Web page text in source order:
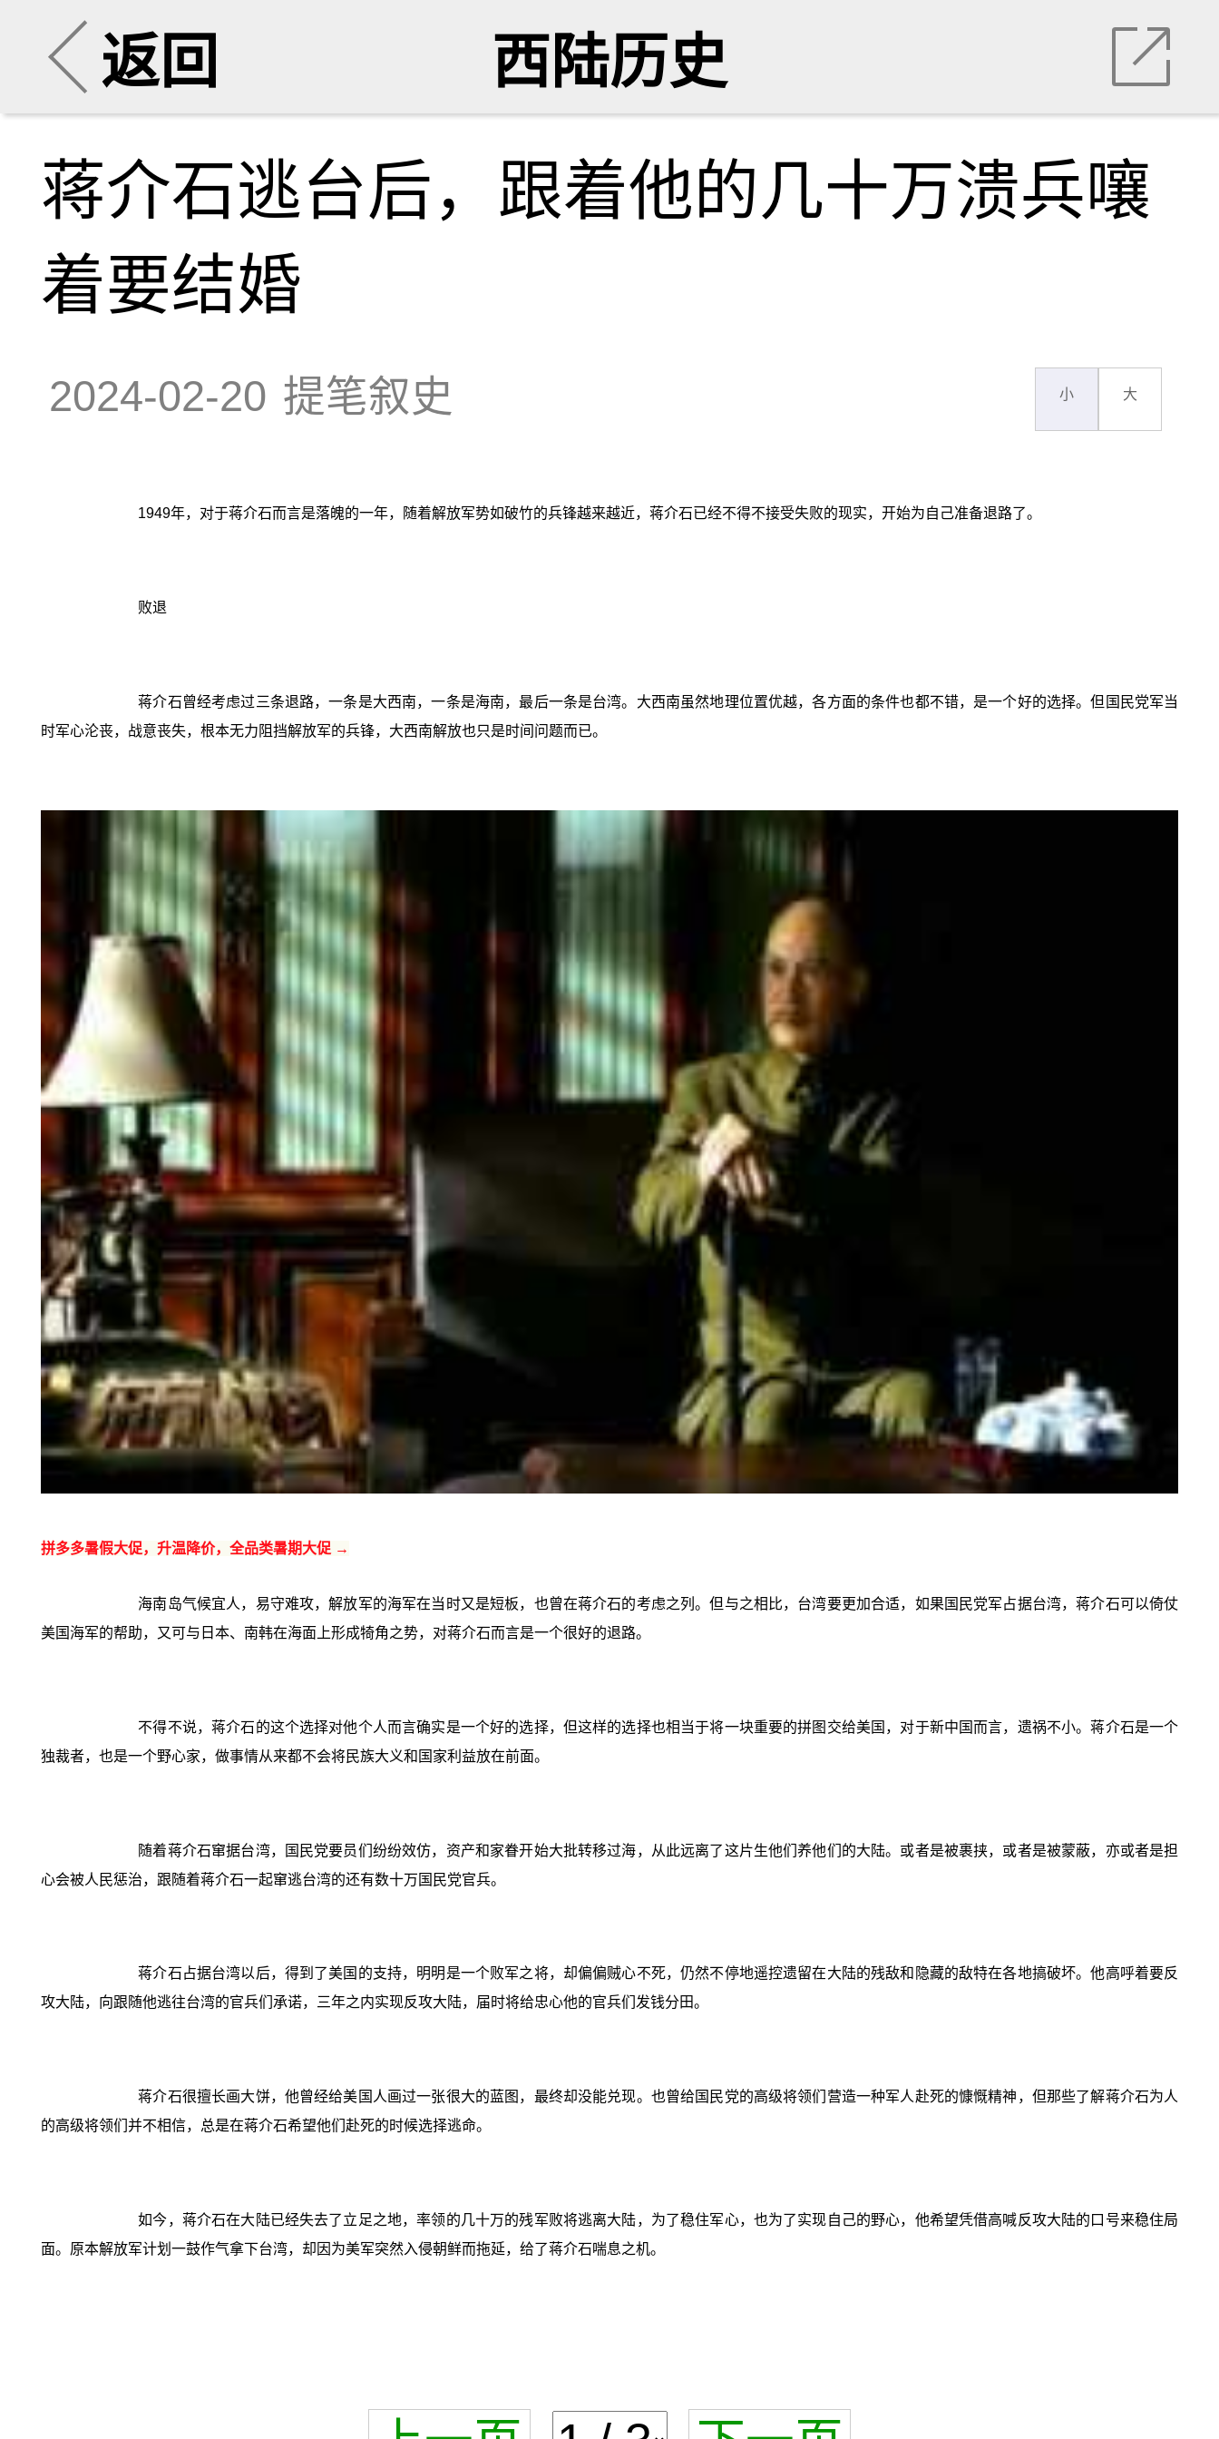
返回 西陆历史
蒋介石逃台后，跟着他的几十万溃兵嚷
着要结婚
2024-02-20 提笔叙史 小 大
1949年，对于蒋介石而言是落魄的一年，随着解放军势如破竹的兵锋越来越近，蒋介石已经不得不接受失败的现实，开始为自己准备退路了。
败退
蒋介石曾经考虑过三条退路，一条是大西南，一条是海南，最后一条是台湾。大西南虽然地理位置优越，各方面的条件也都不错，是一个好的选择。但国民党军当
时军心沦丧，战意丧失，根本无力阻挡解放军的兵锋，大西南解放也只是时间问题而已。
拼多多暑假大促，升温降价，全品类暑期大促 →
海南岛气候宜人，易守难攻，解放军的海军在当时又是短板，也曾在蒋介石的考虑之列。但与之相比，台湾要更加合适，如果国民党军占据台湾，蒋介石可以倚仗
美国海军的帮助，又可与日本、南韩在海面上形成犄角之势，对蒋介石而言是一个很好的退路。
不得不说，蒋介石的这个选择对他个人而言确实是一个好的选择，但这样的选择也相当于将一块重要的拼图交给美国，对于新中国而言，遗祸不小。蒋介石是一个
独裁者，也是一个野心家，做事情从来都不会将民族大义和国家利益放在前面。
随着蒋介石窜据台湾，国民党要员们纷纷效仿，资产和家眷开始大批转移过海，从此远离了这片生他们养他们的大陆。或者是被裹挟，或者是被蒙蔽，亦或者是担
心会被人民惩治，跟随着蒋介石一起窜逃台湾的还有数十万国民党官兵。
蒋介石占据台湾以后，得到了美国的支持，明明是一个败军之将，却偏偏贼心不死，仍然不停地遥控遗留在大陆的残敌和隐藏的敌特在各地搞破坏。他高呼着要反
攻大陆，向跟随他逃往台湾的官兵们承诺，三年之内实现反攻大陆，届时将给忠心他的官兵们发钱分田。
蒋介石很擅长画大饼，他曾经给美国人画过一张很大的蓝图，最终却没能兑现。也曾给国民党的高级将领们营造一种军人赴死的慷慨精神，但那些了解蒋介石为人
的高级将领们并不相信，总是在蒋介石希望他们赴死的时候选择逃命。
如今，蒋介石在大陆已经失去了立足之地，率领的几十万的残军败将逃离大陆，为了稳住军心，也为了实现自己的野心，他希望凭借高喊反攻大陆的口号来稳住局
面。原本解放军计划一鼓作气拿下台湾，却因为美军突然入侵朝鲜而拖延，给了蒋介石喘息之机。